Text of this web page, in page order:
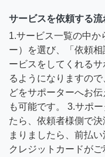
サービスを依頼する流
1.サービス一覧の中か
ー）を選び、「依頼
ービスをしてくれる
るようになりますの
どをサポーターへお
も可能です。 3.サポ
たら、依頼者様側で
まりましたら、前払
クレジットカードが